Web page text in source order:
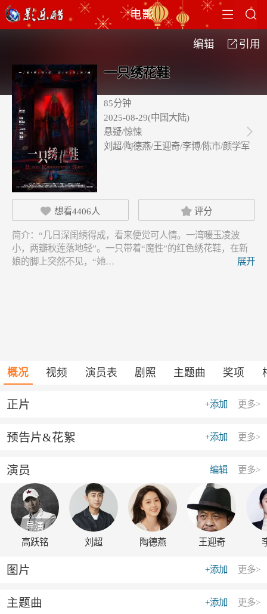
 
电影
编辑  引用
一只绣花鞋
85分钟
2025-08-29(中国大陆)
悬疑/惊悚
刘超/陶德燕/王迎奇/李博/陈市/颜学军

 想看4406人  评分
简介： “几日深闺绣得成，看来便觉可人情。一湾暖玉凌波
小，两瓣秋莲落地轻”。一只带着“魔性”的红色绣花鞋，在新
娘的脚上突然不见，“她…
展开
概况 视频 演员表 剧照 主题曲 奖项
更多>
+添加
正片
更多>
+添加
预告片&花絮
更多>
编辑
演员
导演
高跃铭
刘超 陶德燕 王迎奇
更多>
+添加
图片
更多>
+添加
主题曲